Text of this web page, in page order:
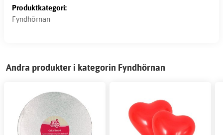
Produktkategori:
Fyndhörnan
Andra produkter i kategorin Fyndhörnan